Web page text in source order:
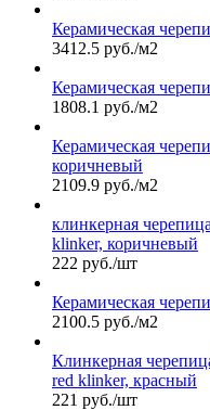
Керамическая
3412.5 руб./м2
Керамическая
1808.1 руб./м2
Керамическая
коричневый
2109.9 руб./м2
клинкерная
klinker, коричневый
222 руб./шт
Керамическая
2100.5 руб./м2
Клинкерная
red klinker, красный
221 руб./шт